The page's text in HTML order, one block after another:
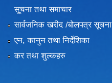
सूचना तथा समाचार
सार्वजनिक खरीद /बोलपत्र सूचना
एन, कानुन तथा निर्देशिका
कर तथा शुल्कहरु